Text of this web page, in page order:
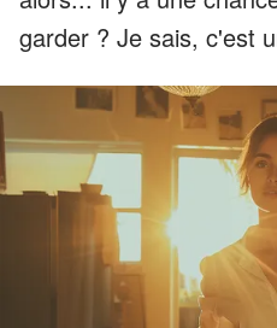
garder ? Je sais, c'est